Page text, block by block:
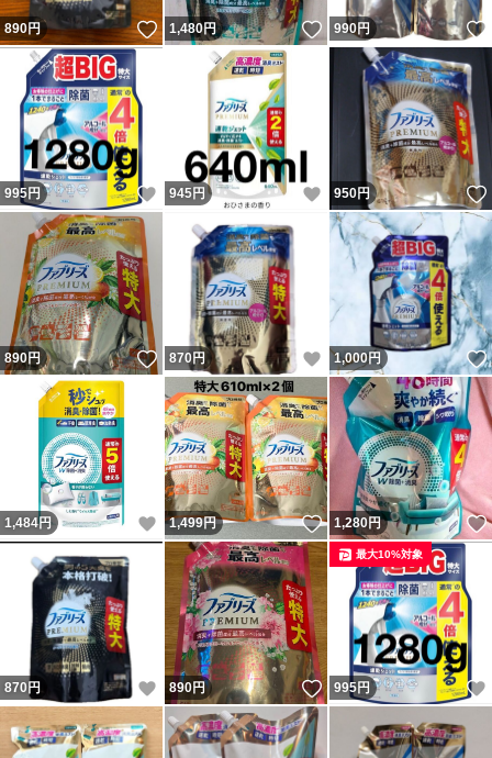
890円 いいね！
1,480円 いいね！
990円
995円 いいね！
945円 いいね！
950円
890円 いいね！
870円 いいね！
1,000円
1,484円 いいね！
1,499円 いいね！
1,280円
870 円 いいね！
890円 いいね！
995円
最大10%対象